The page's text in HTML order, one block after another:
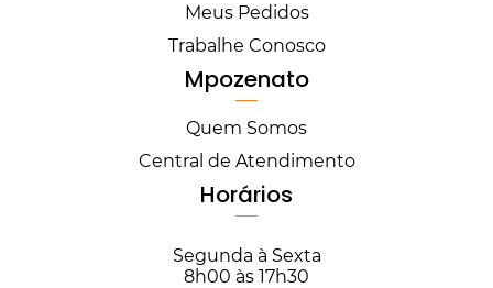
Meus Pedidos
Trabalhe Conosco
Mpozenato
Quem Somos
Central de Atendimento
Horários
Segunda à Sexta
8h00 às 17h30